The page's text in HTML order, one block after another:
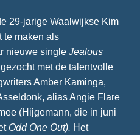
29-jarige Waalwijkse Kim
te maken als
nieuwe single Jealous
met de talentvolle
Amber Kaminga,
alias Angie Flare
(Hijgemann, die in juni
Odd One Out). Het